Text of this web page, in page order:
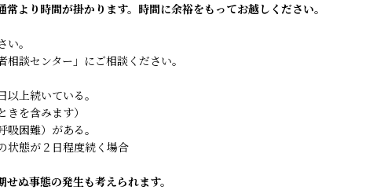
より時間が掛かります。時間に余裕をもってお越しください。
。
談センター」にご相談ください。
上続いている。
きを含みます）
困難）がある。
状態が２日程度続く場合
ぬ事態の発生も考えられます。